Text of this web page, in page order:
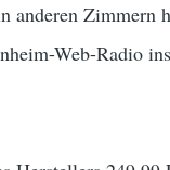
anderen Zimmern
Web-Radio